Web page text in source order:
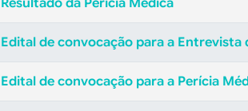
Edital de convocação para a
Edital de convocação para a Perícia